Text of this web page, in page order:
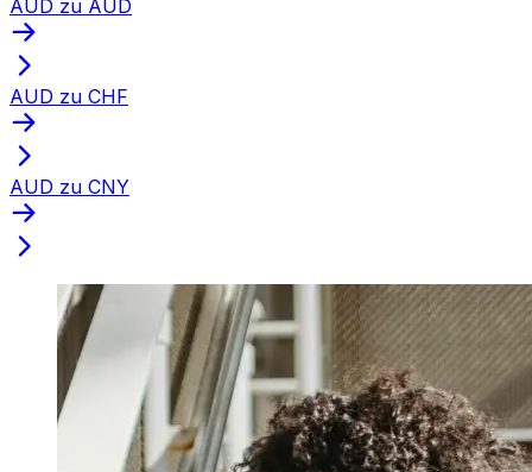
AUD zu AUD
AUD zu CHF
AUD zu CNY